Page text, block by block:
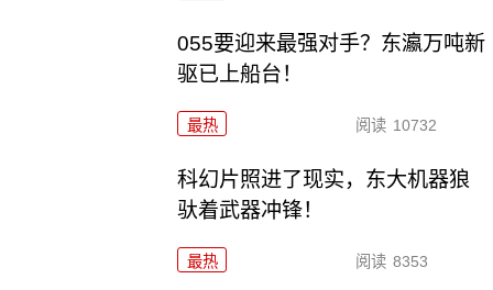
055要迎来最强对手？东瀛万吨新
驱已上船台！
最热 阅读 10732
科幻片照进了现实，东大机器狼
驮着武器冲锋！
最热 阅读 8353